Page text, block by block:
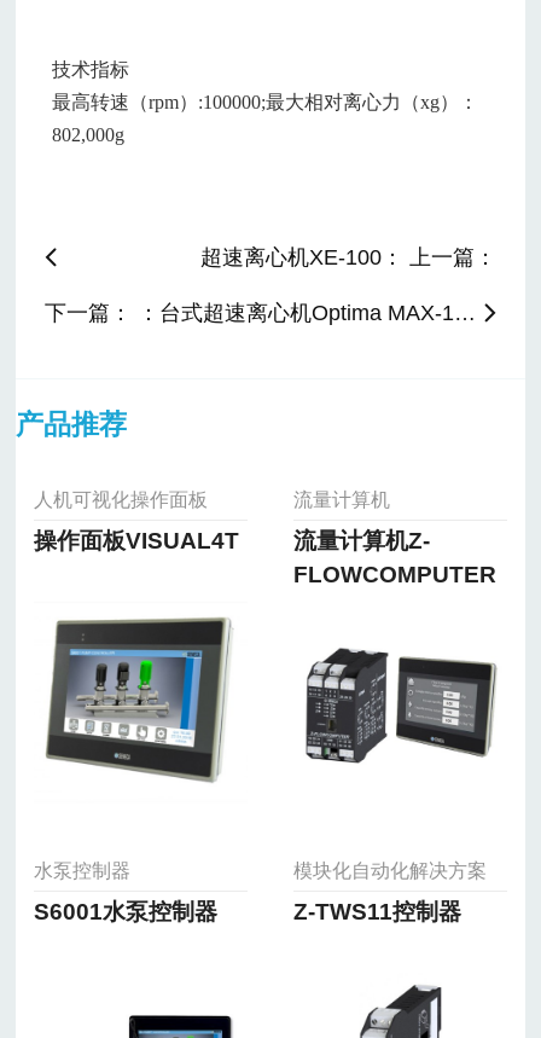
技术指标
最高转速（rpm）:100000;最大相对离心力（xg）：
802,000g
超速离心机XE-100： 上一篇：
下一篇： ：台式超速离心机Optima MAX-130K
产品推荐
人机可视化操作面板
操作面板VISUAL4T
流量计算机
流量计算机Z-
FLOWCOMPUTER
水泵控制器
S6001水泵控制器
模块化自动化解决方案
Z-TWS11控制器